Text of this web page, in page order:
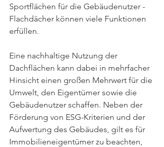
Sportflächen für die Gebäudenutzer -
Flachdächer können viele Funktionen
erfüllen.
Eine nachhaltige Nutzung der
Dachflächen kann dabei in mehrfacher
Hinsicht einen großen Mehrwert für die
Umwelt, den Eigentümer sowie die
Gebäudenutzer schaffen. Neben der
Förderung von ESG-Kriterien und der
Aufwertung des Gebäudes, gilt es für
Immobilieneigentümer zu beachten,